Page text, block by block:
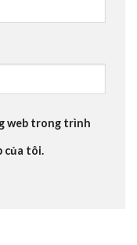
web trong trình
của tôi.